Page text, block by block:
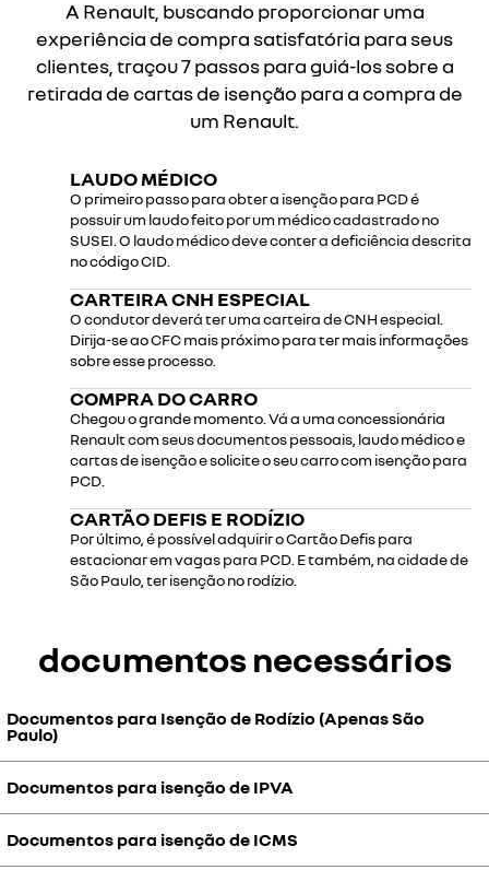
A Renault, buscando proporcionar uma
experiência de compra satisfatória para seus
clientes, traçou 7 passos para guiá-los sobre a
retirada de cartas de isenção para a compra de
um Renault.
LAUDO MÉDICO
O primeiro passo para obter a isenção para PCD é
possuir um laudo feito por um médico cadastrado no
SUSEI. O laudo médico deve conter a deficiência descrita
no código CID.
CARTEIRA CNH ESPECIAL
O condutor deverá ter uma carteira de CNH especial.
Dirija-se ao CFC mais próximo para ter mais informações
sobre esse processo.
COMPRA DO CARRO
Chegou o grande momento. Vá a uma concessionária
Renault com seus documentos pessoais, laudo médico e
cartas de isenção e solicite o seu carro com isenção para
PCD.
CARTÃO DEFIS E RODÍZIO
Por último, é possível adquirir o Cartão Defis para
estacionar em vagas para PCD. E também, na cidade de
São Paulo, ter isenção no rodízio.
documentos necessários
Documentos para Isenção de Rodízio (Apenas São
Paulo)
• Preencher requerimento para autorização especial fornecido pela
CET.
• Copia Autenticada do laudo medico e CNH (Detran).
Documentos para isenção de IPVA
• Preencher Kit de requerimento em 3 vias de isenção de IPVA.
Documentos para isenção de ICMS